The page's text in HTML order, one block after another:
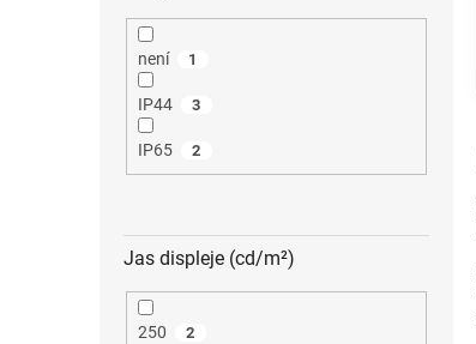
není 1
IP44 3
IP65 2
Jas displeje (cd/m²)
250 2